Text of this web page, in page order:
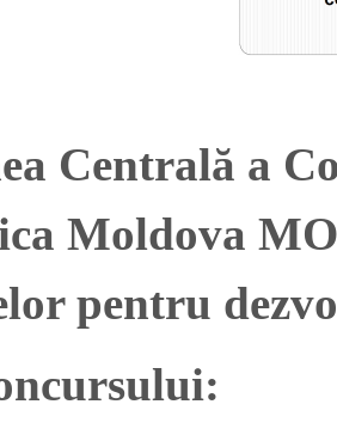
Centrală a
Moldova
pentru